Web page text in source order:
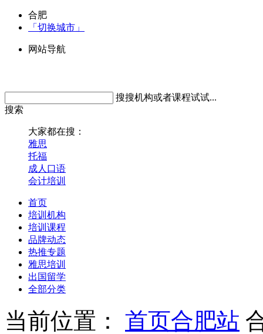
合肥
「切换城市」
网站导航
搜搜机构或者课程试试...
搜索
大家都在搜：
雅思
托福
成人口语
会计培训
首页
培训机构
培训课程
品牌动态
热推专题
雅思培训
出国留学
全部分类
当前位置： 首页合肥站